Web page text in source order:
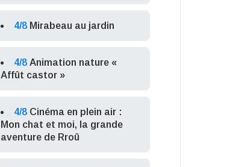
4/8 Mirabeau au jardin
4/8 Animation nature «
Affût castor »
4/8 Cinéma en plein air :
Mon chat et moi, la grande
aventure de Rroû